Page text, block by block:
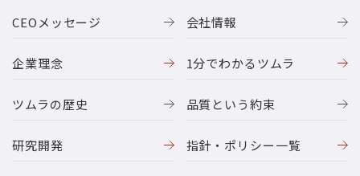
CEOメッセージ 会社情報
企業理念 1分でわかるツムラ
ツムラの歴史 品質という約束
研究開発 指針・ポリシー一覧